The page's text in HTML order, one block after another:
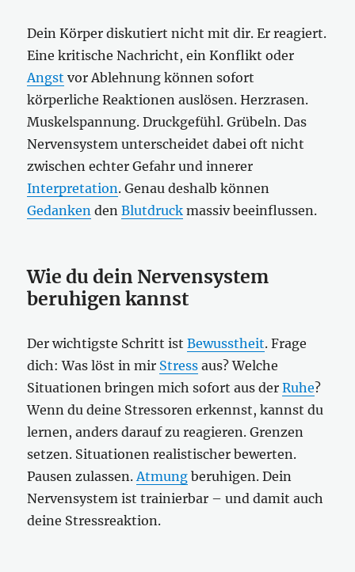
Dein Körper diskutiert nicht mit dir. Er reagiert.
Eine kritische Nachricht, ein Konflikt oder
Angst vor Ablehnung können sofort
körperliche Reaktionen auslösen. Herzrasen.
Muskelspannung. Druckgefühl. Grübeln. Das
Nervensystem unterscheidet dabei oft nicht
zwischen echter Gefahr und innerer
Interpretation. Genau deshalb können
Gedanken denBlutdruck massiv beeinflussen.
Wie du dein Nervensystem
beruhigen kannst
Der wichtigste Schritt istBewusstheit. Frage
dich: Was löst in mir Stress aus? Welche
Situationen bringen mich sofort aus derRuhe?
Wenn du deine Stressoren erkennst, kannst du
lernen, anders darauf zu reagieren. Grenzen
setzen. Situationen realistischer bewerten.
Pausen zulassen.Atmung beruhigen. Dein
Nervensystem ist trainierbar – und damit auch
deine Stressreaktion.